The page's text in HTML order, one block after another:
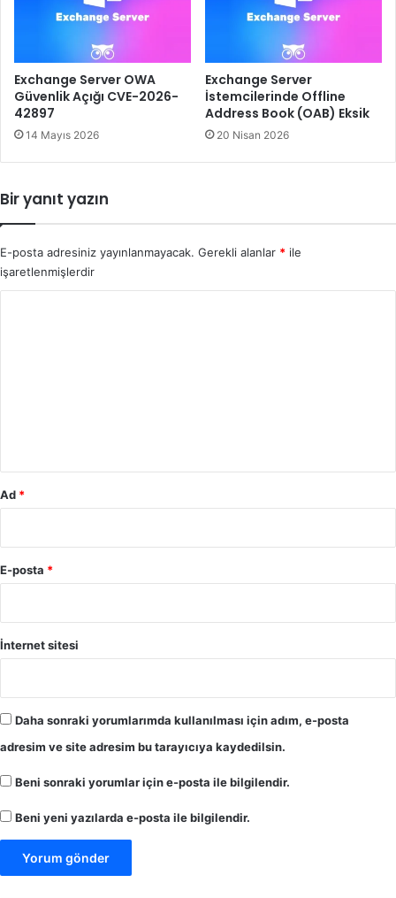
Exchange Server OWA
Güvenlik Açığı CVE-2026-
42897
14 Mayıs 2026
Exchange Server
İstemcilerinde Offline
Address Book (OAB) Eksik
20 Nisan 2026
Bir yanıt yazın
E-posta adresiniz yayınlanmayacak. Gerekli alanlar * ile
işaretlenmişlerdir
Ad *
E-posta *
İnternet sitesi
Daha sonraki yorumlarımda kullanılması için adım, e-posta
adresim ve site adresim bu tarayıcıya kaydedilsin.
Beni sonraki yorumlar için e-posta ile bilgilendir.
Beni yeni yazılarda e-posta ile bilgilendir.